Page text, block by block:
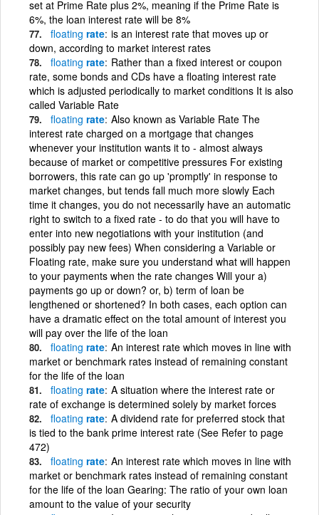
set at Prime Rate plus 2%, meaning if the Prime Rate is
6%, the loan interest rate will be 8%
floating rate is an interest rate that moves up or
down, according to market interest rates
floating rate Rather than a fixed interest or coupon
rate, some bonds and CDs have a floating interest rate
which is adjusted periodically to market conditions It is also
called Variable Rate
floating rate Also known as Variable Rate The
interest rate charged on a mortgage that changes
whenever your institution wants it to - almost always
because of market or competitive pressures For existing
borrowers, this rate can go up 'promptly' in response to
market changes, but tends fall much more slowly Each
time it changes, you do not necessarily have an automatic
right to switch to a fixed rate - to do that you will have to
enter into new negotiations with your institution (and
possibly pay new fees) When considering a Variable or
Floating rate, make sure you understand what will happen
to your payments when the rate changes Will your a)
payments go up or down? or, b) term of loan be
lengthened or shortened? In both cases, each option can
have a dramatic effect on the total amount of interest you
will pay over the life of the loan
floating rate An interest rate which moves in line with
market or benchmark rates instead of remaining constant
for the life of the loan
floating rate A situation where the interest rate or
rate of exchange is determined solely by market forces
floating rate A dividend rate for preferred stock that
is tied to the bank prime interest rate (See Refer to page
472)
floating rate An interest rate which moves in line with
market or benchmark rates instead of remaining constant
for the life of the loan Gearing: The ratio of your own loan
amount to the value of your security